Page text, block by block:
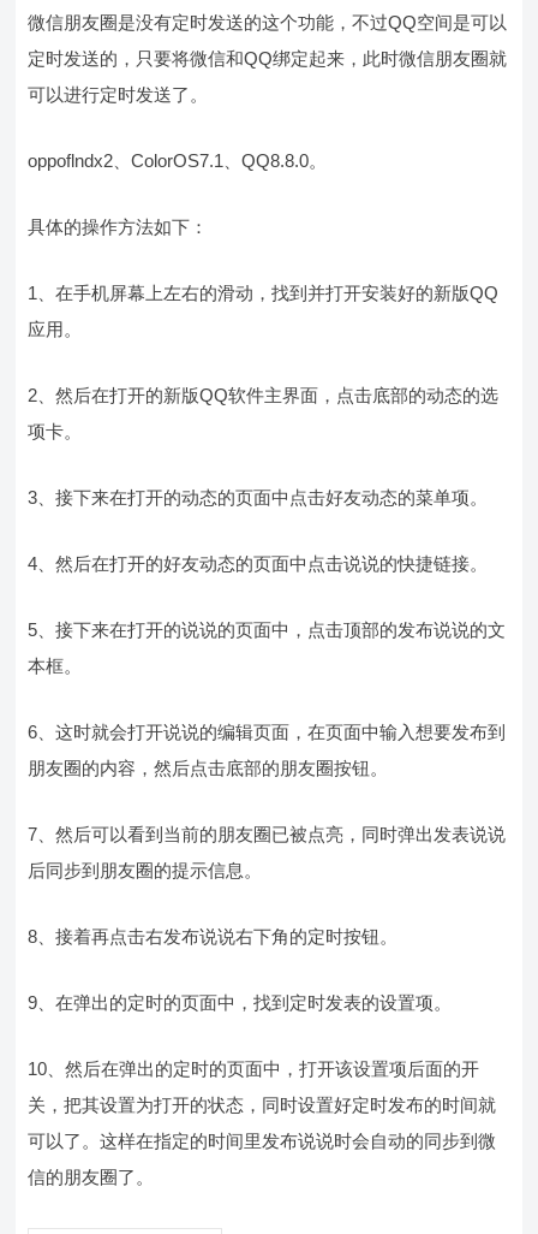
微信朋友圈是没有定时发送的这个功能，不过QQ空间是可以
定时发送的，只要将微信和QQ绑定起来，此时微信朋友圈就
可以进行定时发送了。
oppoflndx2、ColorOS7.1、QQ8.8.0。
具体的操作方法如下：
1、在手机屏幕上左右的滑动，找到并打开安装好的新版QQ
应用。
2、然后在打开的新版QQ软件主界面，点击底部的动态的选
项卡。
3、接下来在打开的动态的页面中点击好友动态的菜单项。
4、然后在打开的好友动态的页面中点击说说的快捷链接。
5、接下来在打开的说说的页面中，点击顶部的发布说说的文
本框。
6、这时就会打开说说的编辑页面，在页面中输入想要发布到
朋友圈的内容，然后点击底部的朋友圈按钮。
7、然后可以看到当前的朋友圈已被点亮，同时弹出发表说说
后同步到朋友圈的提示信息。
8、接着再点击右发布说说右下角的定时按钮。
9、在弹出的定时的页面中，找到定时发表的设置项。
10、然后在弹出的定时的页面中，打开该设置项后面的开
关，把其设置为打开的状态，同时设置好定时发布的时间就
可以了。这样在指定的时间里发布说说时会自动的同步到微
信的朋友圈了。